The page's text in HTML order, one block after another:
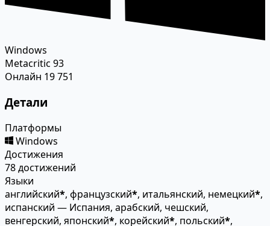
Windows
Metacritic 93
Онлайн 19 751
Детали
Платформы
Windows
Достижения
78 достижений
Языки
английский*, французский*, итальянский, немецкий*,
испанский — Испания, арабский, чешский,
венгерский, японский*, корейский*, польский*,